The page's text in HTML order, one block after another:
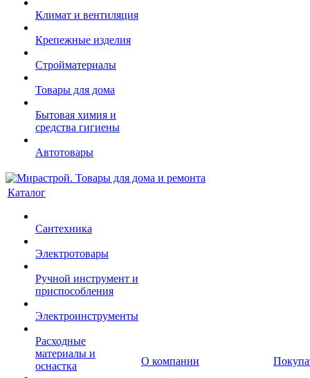
Климат и вентиляция
Крепежные изделия
Стройматериалы
Товары для дома
Бытовая химия и
средства гигиены
Автотовары
Каталог
Сантехника
Электротовары
Ручной инструмент и
приспособления
Электроинструменты
Расходные
материалы и
оснастка
О компании